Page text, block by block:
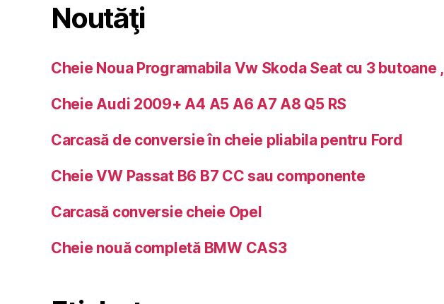
Noutăţi
Cheie Noua Programabila Vw Skoda Seat cu 3 butoane ,
Cheie Audi 2009+ A4 A5 A6 A7 A8 Q5 RS
Carcasă de conversie în cheie pliabila pentru Ford
Cheie VW Passat B6 B7 CC sau componente
Carcasă conversie cheie Opel
Cheie nouă completă BMW CAS3